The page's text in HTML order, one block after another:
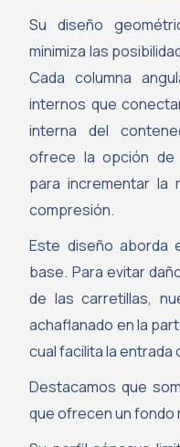
Su diseño
minimiza las
Cada columna
internos que
interna del
ofrece la opción de
para incrementar la
compresión.
Este diseño aborda
base. Para evitar
de las carretillas,
achaflanado en la
cual facilita la entrada
Destacamos que
que ofrecen un fondo